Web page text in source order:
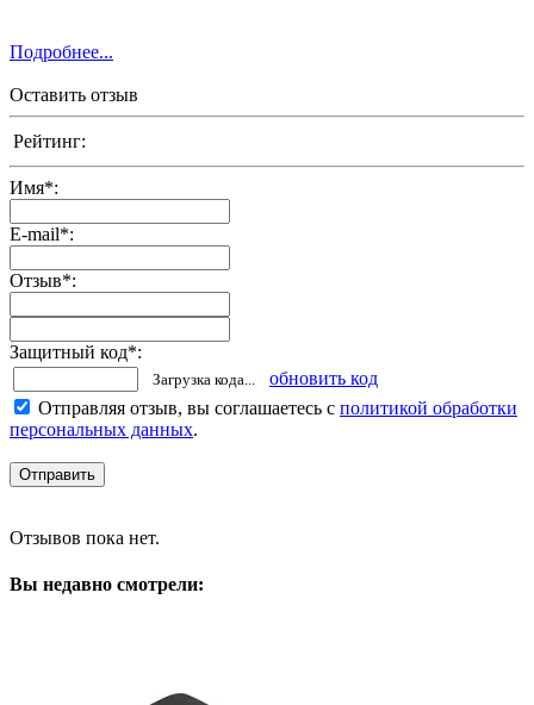
Подробнее...
Оставить отзыв
Рейтинг:
Имя*:
E-mail*:
Отзыв*:
Защитный код*:
Загрузка кода...
обновить код
Отправляя отзыв, вы соглашаетесь с политикой обработки
персональных данных.
Отзывов пока нет.
Вы недавно смотрели: